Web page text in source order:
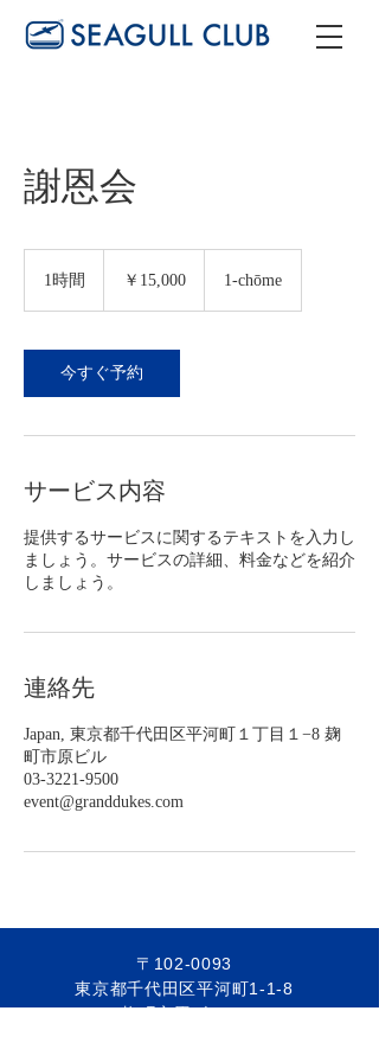
謝恩会
1時間 ￥15,000 1-chōme
今すぐ予約
サービス内容
提供するサービスに関するテキストを入力し
ましょう。サービスの詳細、料金などを紹介
しましょう。
連絡先
Japan, 東京都千代田区平河町１丁目１−8 麹
町市原ビル
03-3221-9500
event@granddukes.com
〒102-0093
東京都千代田区平河町1-1-8
麹町市原ビル3F